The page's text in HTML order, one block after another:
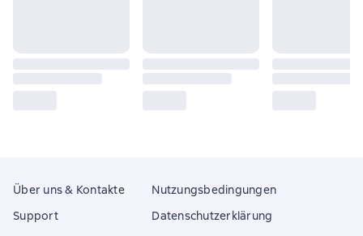
Über uns & Kontakte
Support
Nutzungsbedingungen
Datenschutzerklärung